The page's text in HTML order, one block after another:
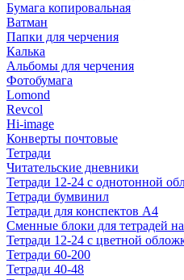
Бумага копировальная
Ватман
Папки для черчения
Калька
Альбомы для черчения
Фотобумага
Lomond
Revcol
Hi-image
Конверты почтовые
Тетради
Читательские дневники
Тетради 12-24 с однотонной
Тетради бумвинил
Тетради для конспектов А4
Сменные блоки для тетрадей
Тетради 12-24 с цветной
Тетради 60-200
Тетради 40-48